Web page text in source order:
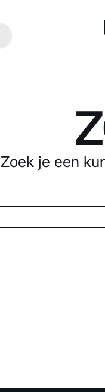
Zoek je een